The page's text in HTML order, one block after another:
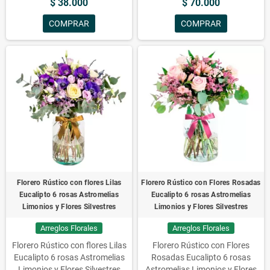
$ 38.000
COMPRAR
$ 70.000
COMPRAR
Florero Rústico con flores Lilas
Eucalipto 6 rosas Astromelias
Limonios y Flores Silvestres
Arreglos Florales
Florero Rústico con flores Lilas
Eucalipto 6 rosas Astromelias
Florero Rústico con Flores Rosadas
Eucalipto 6 rosas Astromelias
Limonios y Flores Silvestres
Arreglos Florales
Florero Rústico con Flores
Rosadas Eucalipto 6 rosas